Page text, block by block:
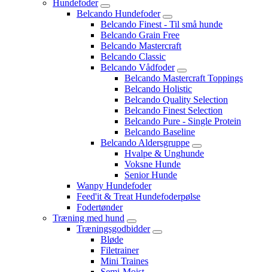
Hundefoder
Belcando Hundefoder
Belcando Finest - Til små hunde
Belcando Grain Free
Belcando Mastercraft
Belcando Classic
Belcando Vådfoder
Belcando Mastercraft Toppings
Belcando Holistic
Belcando Quality Selection
Belcando Finest Selection
Belcando Pure - Single Protein
Belcando Baseline
Belcando Aldersgruppe
Hvalpe & Unghunde
Voksne Hunde
Senior Hunde
Wanpy Hundefoder
Feed'it & Treat Hundefoderpølse
Fodertønder
Træning med hund
Træningsgodbidder
Bløde
Filetrainer
Mini Traines